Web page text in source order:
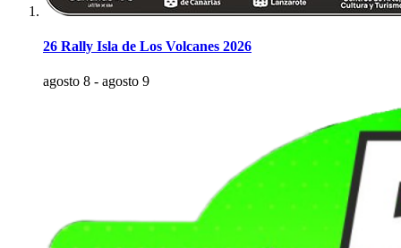
26 Rally Isla de Los Volcanes 2026
agosto 8 - agosto 9